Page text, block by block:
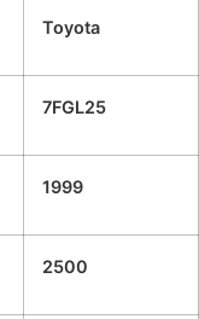
Toyota
7FGL25
1999
2500